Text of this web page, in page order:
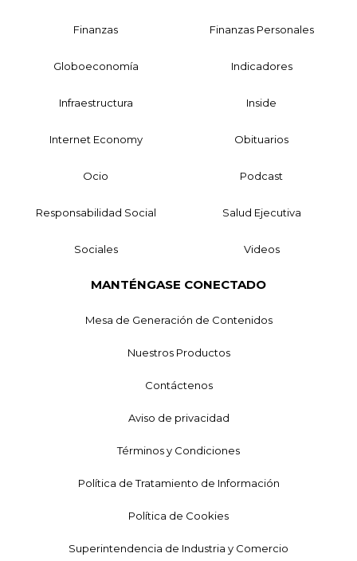
Finanzas Finanzas Personales
Globoeconomía Indicadores
Infraestructura Inside
Internet Economy Obituarios
Ocio Podcast
Responsabilidad Social Salud Ejecutiva
Sociales Videos
MANTÉNGASE CONECTADO
Mesa de Generación de Contenidos
Nuestros Productos
Contáctenos
Aviso de privacidad
Términos y Condiciones
Política de Tratamiento de Información
Política de Cookies
Superintendencia de Industria y Comercio